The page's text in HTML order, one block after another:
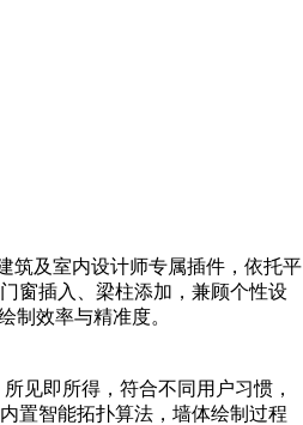
筑及室内设计师专属插件，依托平
窗插入、梁柱添加，兼顾个性设
制效率与精准度。
见即所得，符合不同用户习惯，
置智能拓扑算法，墙体绘制过程